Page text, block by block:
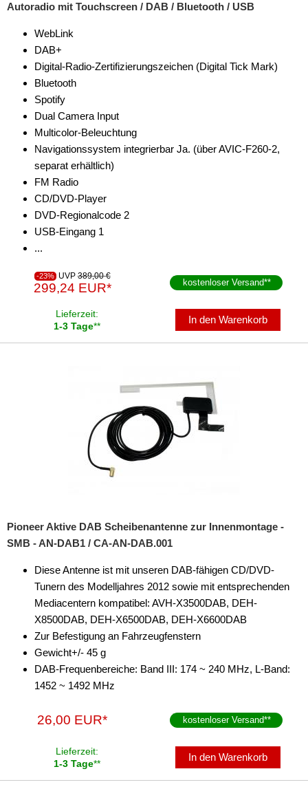
Autoradio mit Touchscreen / DAB / Bluetooth / USB
WebLink
DAB+
Digital-Radio-Zertifizierungszeichen (Digital Tick Mark)
Bluetooth
Spotify
Dual Camera Input
Multicolor-Beleuchtung
Navigationssystem integrierbar Ja. (über AVIC-F260-2,
separat erhältlich)
FM Radio
CD/DVD-Player
DVD-Regionalcode 2
USB-Eingang 1
...
-23% UVP 389,00 €
299,24 EUR* kostenloser Versand**
Lieferzeit:
1-3 Tage**
In den Warenkorb
Pioneer Aktive DAB Scheibenantenne zur Innenmontage -
SMB - AN-DAB1 / CA-AN-DAB.001
Diese Antenne ist mit unseren DAB-fähigen CD/DVD-
Tunern des Modelljahres 2012 sowie mit entsprechenden
Mediacentern kompatibel: AVH-X3500DAB, DEH-
X8500DAB, DEH-X6500DAB, DEH-X6600DAB
Zur Befestigung an Fahrzeugfenstern
Gewicht+/- 45 g
DAB-Frequenbereiche: Band III: 174 ~ 240 MHz, L-Band:
1452 ~ 1492 MHz
26,00 EUR* kostenloser Versand**
Lieferzeit:
1-3 Tage**
In den Warenkorb